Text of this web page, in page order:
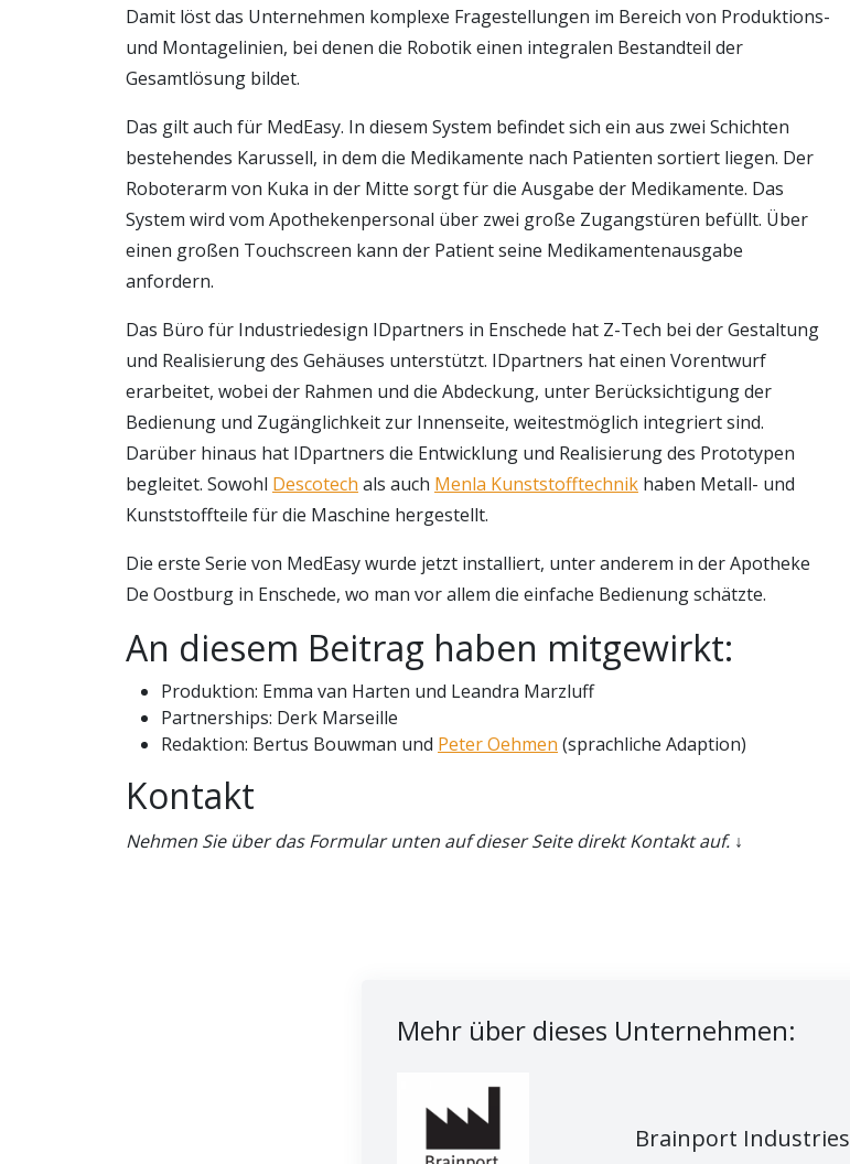
Damit löst das Unternehmen komplexe Fragestellungen im Bereich von Produktions-
und Montagelinien, bei denen die Robotik einen integralen Bestandteil der
Gesamtlösung bildet.
Das gilt auch für MedEasy. In diesem System befindet sich ein aus zwei Schichten
bestehendes Karussell, in dem die Medikamente nach Patienten sortiert liegen. Der
Roboterarm von Kuka in der Mitte sorgt für die Ausgabe der Medikamente. Das
System wird vom Apothekenpersonal über zwei große Zugangstüren befüllt. Über
einen großen Touchscreen kann der Patient seine Medikamentenausgabe
anfordern.
Das Büro für Industriedesign IDpartners in Enschede hat Z-Tech bei der Gestaltung
und Realisierung des Gehäuses unterstützt. IDpartners hat einen Vorentwurf
erarbeitet, wobei der Rahmen und die Abdeckung, unter Berücksichtigung der
Bedienung und Zugänglichkeit zur Innenseite, weitestmöglich integriert sind.
Darüber hinaus hat IDpartners die Entwicklung und Realisierung des Prototypen
begleitet. Sowohl Descotech als auch Menla Kunststofftechnik haben Metall- und
Kunststoffteile für die Maschine hergestellt.
Die erste Serie von MedEasy wurde jetzt installiert, unter anderem in der Apotheke
De Oostburg in Enschede, wo man vor allem die einfache Bedienung schätzte.
An diesem Beitrag haben mitgewirkt:
Produktion: Emma van Harten und Leandra Marzluff
Partnerships: Derk Marseille
Redaktion: Bertus Bouwman und Peter Oehmen (sprachliche Adaption)
Kontakt
Nehmen Sie über das Formular unten auf dieser Seite direkt Kontakt auf. ↓
Mehr über dieses Unternehmen:
Brainport Industries